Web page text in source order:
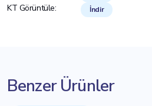
KT Görüntüle: İndir
Benzer Ürünler